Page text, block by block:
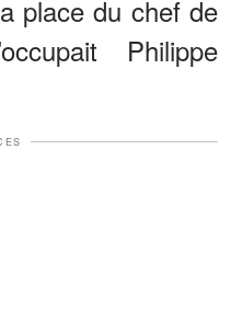
place du chef de
Philippe